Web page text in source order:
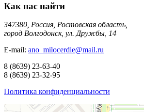
Как нас найти
347380, Россия, Ростовская область,
город Волгодонск, ул. Дружбы, 14
E-mail: ano_milocerdie@mail.ru
8 (8639) 23-63-40
8 (8639) 23-32-95
Политика конфиденциальности